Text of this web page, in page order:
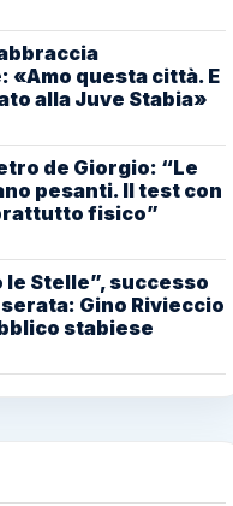
«Amo questa città. E
alla Juve Stabia»
de Giorgio: “Le
pesanti. Il test con
fisico”
le Stelle”, successo
Gino Rivieccio
stabiese